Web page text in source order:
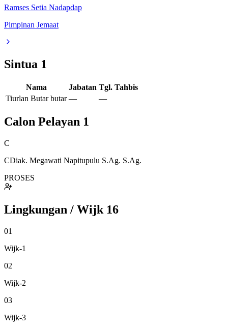
Ramses Setia Nadapdap
Pimpinan Jemaat
Sintua 1
Nama Jabatan Tgl. Tahbis
Tiurlan Butar butar — —
Calon Pelayan 1
C
CDiak. Megawati Napitupulu S.Ag. S.Ag.
PROSES
Lingkungan / Wijk 16
01
Wijk-1
02
Wijk-2
03
Wijk-3